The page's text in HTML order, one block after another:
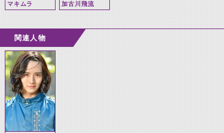
マキムラ 加古川飛流
関連人物